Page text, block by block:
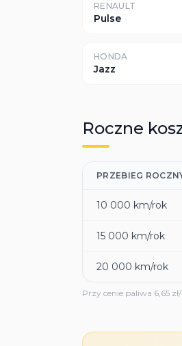
RENAULT
Pulse
HONDA
Jazz
Roczne
PRZEBIEG
10 000 km/rok
15 000 km/rok
20 000 km/rok
Przy cenie paliwa 6,65